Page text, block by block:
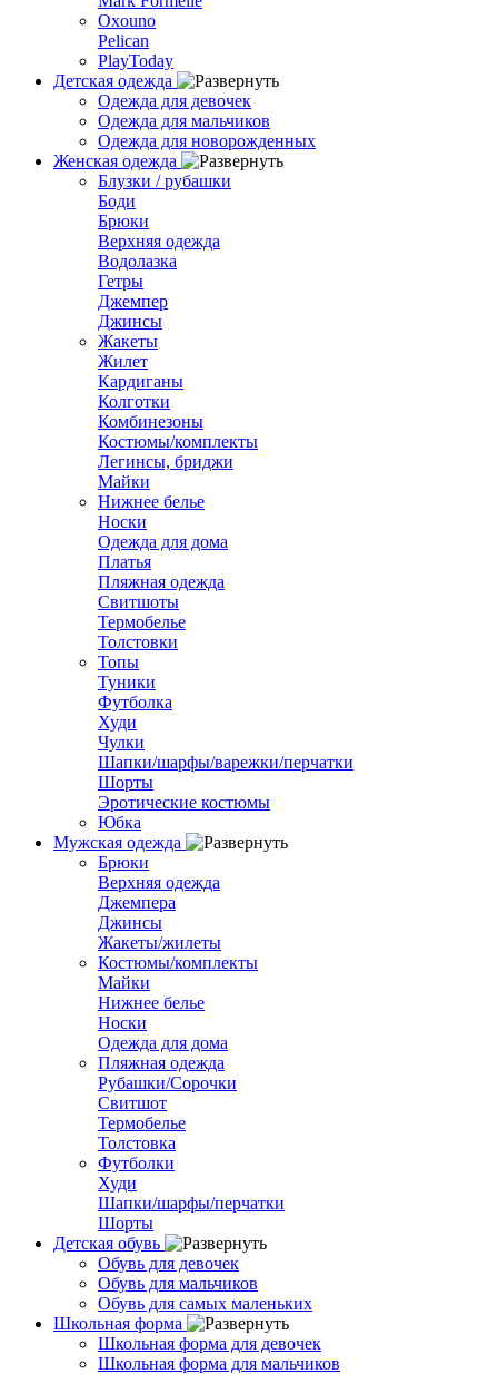
Oxouno
Pelican
PlayToday
Детская одежда
Одежда для девочек
Одежда для мальчиков
Одежда для новорожденных
Женская одежда
Блузки / рубашки
Боди
Брюки
Верхняя одежда
Водолазка
Гетры
Джемпер
Джинсы
Жакеты
Жилет
Кардиганы
Колготки
Комбинезоны
Костюмы/комплекты
Легинсы, бриджи
Майки
Нижнее белье
Носки
Одежда для дома
Платья
Пляжная одежда
Свитшоты
Термобелье
Толстовки
Топы
Туники
Футболка
Худи
Чулки
Шапки/шарфы/варежки/перчатки
Шорты
Эротические костюмы
Юбка
Мужская одежда
Брюки
Верхняя одежда
Джемпера
Джинсы
Жакеты/жилеты
Костюмы/комплекты
Майки
Нижнее белье
Носки
Одежда для дома
Пляжная одежда
Рубашки/Сорочки
Свитшот
Термобелье
Толстовка
Футболки
Худи
Шапки/шарфы/перчатки
Шорты
Детская обувь
Обувь для девочек
Обувь для мальчиков
Обувь для самых маленьких
Школьная форма
Школьная форма для девочек
Школьная форма для мальчиков